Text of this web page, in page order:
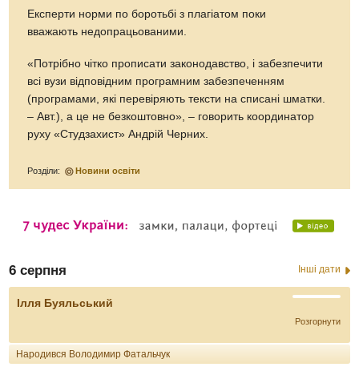
Експерти норми по боротьбі з плагіатом поки
вважають недопрацьованими.
«Потрібно чітко прописати законодавство, і забезпечити
всі вузи відповідним програмним забезпеченням
(програмами, які перевіряють тексти на списані шматки.
– Авт.), а це не безкоштовно», – говорить координатор
руху «Студзахист» Андрій Черних.
Розділи: Новини освіти
6 серпня Інші дати
Ілля Буяльський
Розгорнути
Народився Володимир Фатальчук